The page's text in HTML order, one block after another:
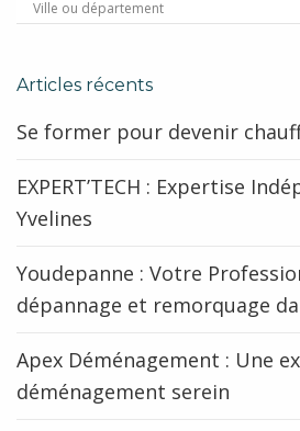
Articles récents
Se former pour devenir
EXPERT’TECH : Expertise
Yvelines
Youdepanne : Votre
dépannage et remorquage
Apex Déménagement : Une
déménagement serein